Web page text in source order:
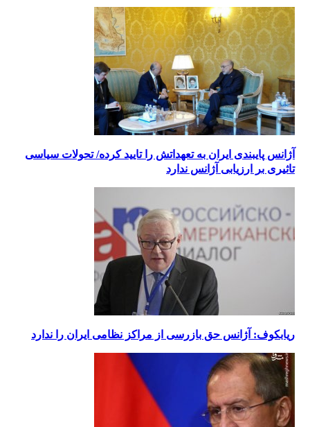
آژانس پایبندی ایران به تعهداتش را تایید کرده/ تحولات سیاسی
تاثیری بر ارزیابی آژانس ندارد
ریابکوف: آژانس حق بازرسی از مراکز نظامی ایران را ندارد